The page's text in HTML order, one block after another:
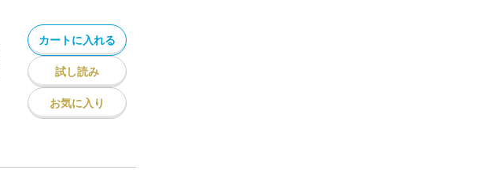
カートに入れる
試し読み
お気に入り